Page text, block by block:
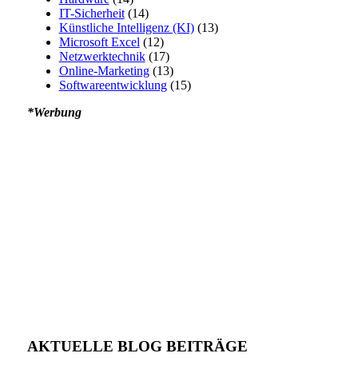
IT-Sicherheit(14)
Künstliche Intelligenz (KI)(13)
Microsoft Excel(12)
Netzwerktechnik(17)
Online-Marketing(13)
Softwareentwicklung(15)
*Werbung
AKTUELLE BLOG BEITRÄGE